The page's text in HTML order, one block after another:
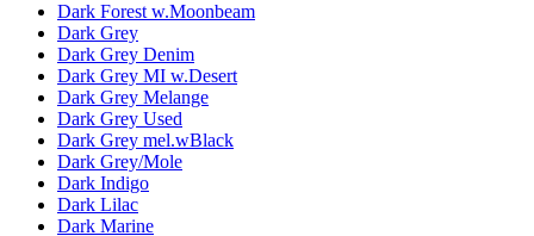
Dark Forest w.Moonbeam
Dark Grey
Dark Grey Denim
Dark Grey MI w.Desert
Dark Grey Melange
Dark Grey Used
Dark Grey mel.wBlack
Dark Grey/Mole
Dark Indigo
Dark Lilac
Dark Marine